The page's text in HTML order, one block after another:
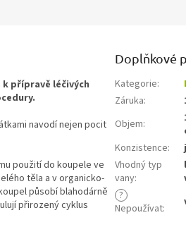
přípravě léčivých
navodí nejen pocit
použití do koupele ve
těla a v organicko-
působí blahodárně
přirozený cyklus
Doplňkové
Kategorie:
Záruka:
Objem:
Konzistence:
Vhodný typ
vany:
?
Nepoužívat: